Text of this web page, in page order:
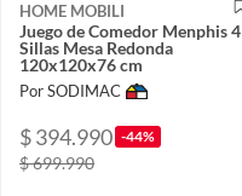
HOME MOBILI
Juego de Comedor Menphis 4
Sillas Mesa Redonda
120x120x76 cm
Por SODIMAC
$ 394.990 -44%
$ 699.990